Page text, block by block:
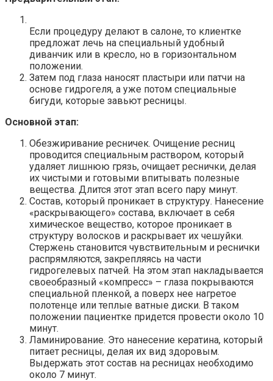
Если процедуру делают в салоне, то клиентке
предложат лечь на специальный удобный
диванчик или в кресло, но в горизонтальном
положении.
Затем под глаза наносят пластыри или патчи на
основе гидрогеля, а уже потом специальные
бигуди, которые завьют ресницы.
Основной этап:
Обезжиривание ресничек. Очищение ресниц
проводится специальным раствором, который
удаляет лишнюю грязь, очищает реснички, делая
их чистыми и готовыми впитывать полезные
вещества. Длится этот этап всего пару минут.
Состав, который проникает в структуру. Нанесение
«раскрывающего» состава, включает в себя
химическое вещество, которое проникает в
структуру волосков и раскрывает их чешуйки.
Стержень становится чувствительным и реснички
распрямляются, закрепляясь на части
гидрогелевых патчей. На этом этап накладывается
своеобразный «компресс» – глаза покрываются
специальной пленкой, а поверх нее нагретое
полотенце или теплые ватные диски. В таком
положении пациентке придется провести около 10
минут.
Ламинирование. Это нанесение кератина, который
питает ресницы, делая их вид здоровым.
Выдержать этот состав на ресницах необходимо
около 7 минут.